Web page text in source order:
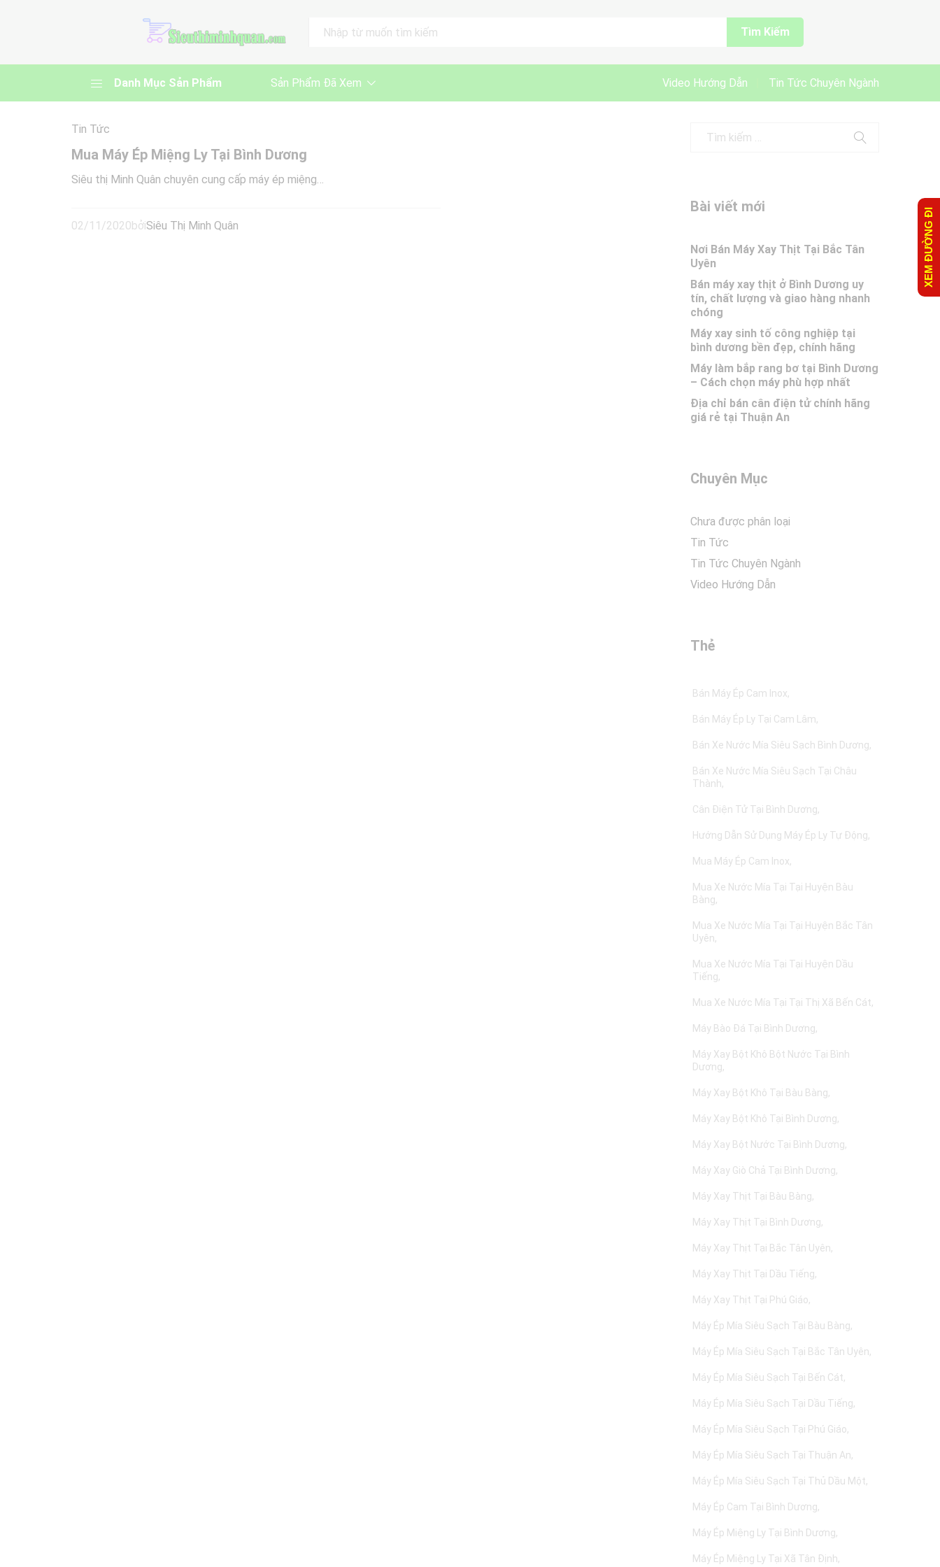
Tìm Kiếm
Danh Mục Sản Phẩm Sản Phẩm Đã Xem Video Hướng Dẫn Tin Tức Chuyên Ngành
Tin Tức
Mua Máy Ép Miệng Ly Tại Bình Dương
Siêu thị Minh Quân chuyên cung cấp máy ép miệng…
02/11/2020bởiSiêu Thị Minh Quân
Bài viết mới
Nơi Bán Máy Xay Thịt Tại Bắc Tân
Uyên
Bán máy xay thịt ở Bình Dương uy
tín, chất lượng và giao hàng nhanh
chóng
Máy xay sinh tố công nghiệp tại
bình dương bền đẹp, chính hãng
Máy làm bắp rang bơ tại Bình Dương
– Cách chọn máy phù hợp nhất
Địa chỉ bán cân điện tử chính hãng
giá rẻ tại Thuận An
Chuyên Mục
Chưa được phân loại
Tin Tức
Tin Tức Chuyên Ngành
Video Hướng Dẫn
Thẻ
Bán Máy Ép Cam Inox
Bán Máy Ép Ly Tại Cam Lâm
Bán Xe Nước Mía Siêu Sạch Bình Dương
Bán Xe Nước Mía Siêu Sạch Tại Châu
Thành
Cân Điện Tử Tại Bình Dương
Hướng Dẫn Sử Dụng Máy Ép Ly Tự Động
Mua Máy Ép Cam Inox
Mua Xe Nước Mía Tại Tại Huyện Bàu
Bàng
Mua Xe Nước Mía Tại Tại Huyện Bắc Tân
Uyên
Mua Xe Nước Mía Tại Tại Huyện Dầu
Tiếng
Mua Xe Nước Mía Tại Tại Thị Xã Bến Cát
Máy Bào Đá Tại Bình Dương
Máy Xay Bột Khô Bột Nước Tại Bình
Dương
Máy Xay Bột Khô Tại Bàu Bàng
Máy Xay Bột Khô Tại Bình Dương
Máy Xay Bột Nước Tại Bình Dương
Máy Xay Giò Chả Tại Bình Dương
Máy Xay Thịt Tại Bàu Bàng
Máy Xay Thịt Tại Bình Dương
Máy Xay Thịt Tại Bắc Tân Uyên
Máy Xay Thịt Tại Dầu Tiếng
Máy Xay Thịt Tại Phú Giáo
Máy Ép Mía Siêu Sạch Tại Bàu Bàng
Máy Ép Mía Siêu Sạch Tại Bắc Tân Uyên
Máy Ép Mía Siêu Sạch Tại Bến Cát
Máy Ép Mía Siêu Sạch Tại Dầu Tiếng
Máy Ép Mía Siêu Sạch Tại Phú Giáo
Máy Ép Mía Siêu Sạch Tại Thuận An
Máy Ép Mía Siêu Sạch Tại Thủ Dầu Một
Máy Ép Cam Tại Bình Dương
Máy Ép Miệng Ly Tại Bình Dương
Máy Ép Miệng Ly Tại Xã Tân Định
XEM ĐƯỜNG ĐI